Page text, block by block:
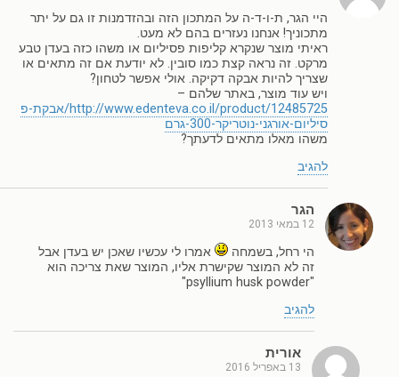
היי הגר, ת-ו-ד-ה על המתכון הזה ובהזדמנות זו גם על יתר
מתכוניך! אנחנו נעזרים בהם לא מעט.
ראיתי מוצר שנקרא קליפות פסיליום או משהו כזה בעדן טבע
מרקט. זה נראה קצת כמו סובין. לא יודעת אם זה מתאים או
שצריך להיות אבקה דקיקה. אולי אפשר לטחון?
ויש עוד מוצר, באתר שלהם –
http://www.edenteva.co.il/product/12485725/אבקת-פ
סיליום-אורגני-נוטריקר-300-גרם
משהו מאלו מתאים לדעתך?
להגיב
הגר
12 במאי 2013
הי רחל, בשמחה
אמרו לי עכשיו שאכן יש בעדן אבל
זה לא המוצר שקישרת אליו, המוצר שאת צריכה הוא
"psyllium husk powder"
להגיב
אורית
13 באפריל 2016